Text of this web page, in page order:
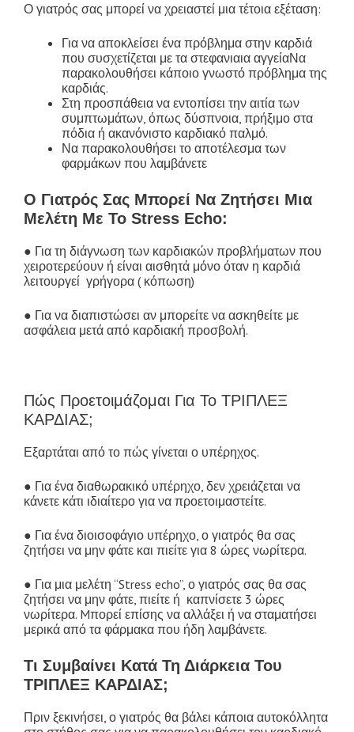
Ο γιατρός σας μπορεί να χρειαστεί μια τέτοια εξέταση:
Για να αποκλείσει ένα πρόβλημα στην καρδιά
που συσχετίζεται με τα στεφανιαια αγγείαΝα
παρακολουθήσει κάποιο γνωστό πρόβλημα της
καρδιάς.
Στη προσπάθεια να εντοπίσει την αιτία των
συμπτωμάτων, όπως δύσπνοια, πρήξιμο στα
πόδια ή ακανόνιστο καρδιακό παλμό.
Να παρακολουθήσει το αποτέλεσμα των
φαρμάκων που λαμβάνετε
Ο Γιατρός Σας Μπορεί Να Ζητήσει Μια
Μελέτη Με Το Stress Echo:
● Για τη διάγνωση των καρδιακών προβλήματων που
χειροτερεύουν ή είναι αισθητά μόνο όταν η καρδιά
λειτουργεί γρήγορα ( κόπωση)
● Για να διαπιστώσει αν μπορείτε να ασκηθείτε με
ασφάλεια μετά από καρδιακή προσβολή.
Πώς Προετοιμάζομαι Για Το ΤΡΙΠΛΕΞ
ΚΑΡΔΙΑΣ;
Εξαρτάται από το πώς γίνεται ο υπέρηχος.
● Για ένα διαθωρακικό υπέρηχο, δεν χρειάζεται να
κάνετε κάτι ιδιαίτερο για να προετοιμαστείτε.
● Για ένα διοισοφάγιο υπέρηχο, ο γιατρός θα σας
ζητήσει να μην φάτε και πιείτε για 8 ώρες νωρίτερα.
● Για μια μελέτη “Stress echo”, ο γιατρός σας θα σας
ζητήσει να μην φάτε, πιείτε ή καπνίσετε 3 ώρες
νωρίτερα. Mπορεί επίσης να αλλάξει ή να σταματήσει
μερικά από τα φάρμακα που ήδη λαμβάνετε.
Τι Συμβαίνει Κατά Τη Διάρκεια Του
ΤΡΙΠΛΕΞ ΚΑΡΔΙΑΣ;
Πριν ξεκινήσει, ο γιατρός θα βάλει κάποια αυτοκόλλητα